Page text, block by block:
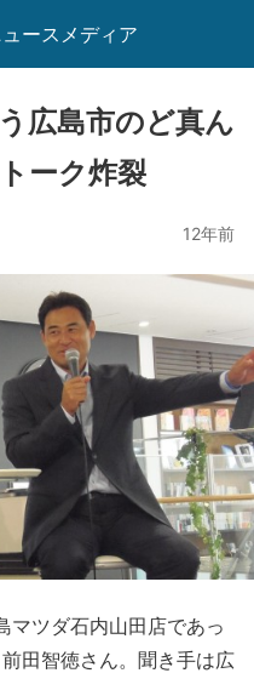
ースメディア
広島市のど真ん
ーク炸裂
12年前
マツダ石内山田店であっ
田智徳さん。聞き手は広